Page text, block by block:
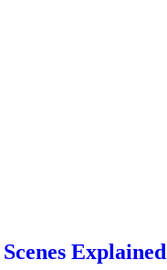
Explained